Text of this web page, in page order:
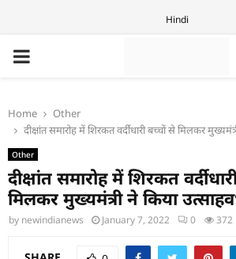
Hindi
PRIMARY
Home
Other
दीक्षांत समारोह में शिरकत वर्दीधारी बच्चों से मिलकर
Other
दीक्षांत समारोह में शिरकत
मिलकर मुख्यमंत्री ने किया
by newindianews January 7, 2022 0 372